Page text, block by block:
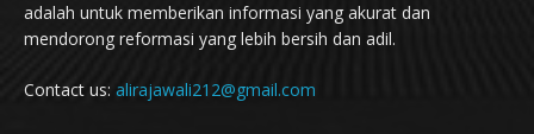
adalah untuk memberikan informasi yang akurat dan
mendorong reformasi yang lebih bersih dan adil.
Contact us: alirajawali212@gmail.com